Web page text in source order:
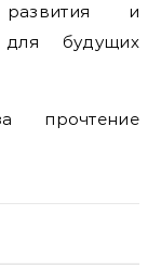
развития и
будущих
прочтение